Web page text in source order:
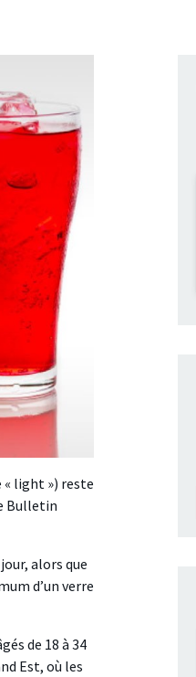
« light ») reste
Bulletin
alors que
d’un verre
de 18 à 34
Est, où les